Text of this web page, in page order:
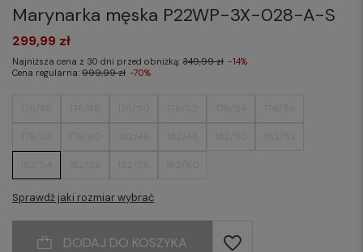
Marynarka męska P22WP-3X-028-A-S
Sprawdź jaki rozmiar wybrać
299,99 zł
Najniższa cena z 30 dni przed obniżką: 349,99 zł -14%
Cena regularna: 999,99 zł -70%
DODAJ DO KOSZYKA